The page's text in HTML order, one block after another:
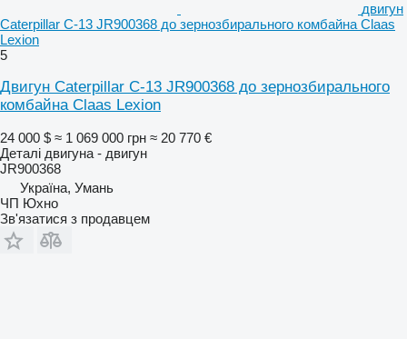
двигун
Caterpillar C-13 JR900368 до зернозбирального комбайна Claas
Lexion
5
Двигун Caterpillar C-13 JR900368 до зернозбирального
комбайна Claas Lexion
24 000 $ ≈ 1 069 000 грн ≈ 20 770 €
Деталі двигуна - двигун
JR900368
Україна, Умань
ЧП Юхно
Зв'язатися з продавцем